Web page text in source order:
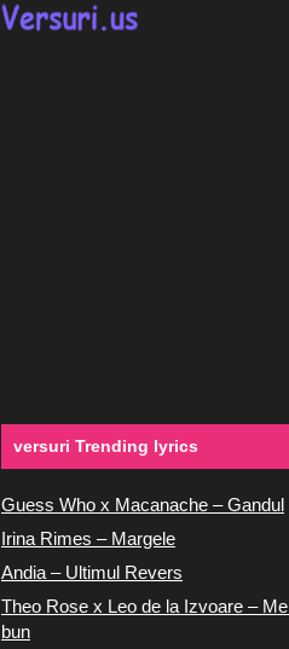
versuri Trending lyrics
Guess Who x Macanache – Gandul
Irina Rimes – Margele
Andia – Ultimul Revers
Theo Rose x Leo de la Izvoare –
bun